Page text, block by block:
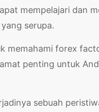
mempelajari dan
serupa.
memahami forex
penting untuk
sebuah